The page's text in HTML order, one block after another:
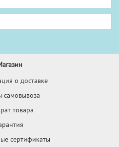
о доставке
самовывоза
товара
сертификаты